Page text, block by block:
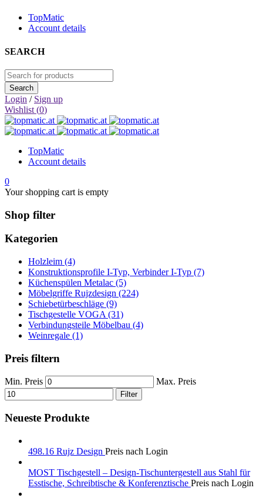
TopMatic
Account details
SEARCH
Login / Sign up
Wishlist (0)
TopMatic
Account details
0
Your shopping cart is empty
Shop filter
Kategorien
Holzleim (4)
Konstruktionsprofile I-Typ, Verbinder I-Typ (7)
Küchenspülen Metalac (5)
Möbelgriffe Rujzdesign (224)
Schiebetürbeschläge (9)
Tischgestelle VOGA (31)
Verbindungsteile Möbelbau (4)
Weinregale (1)
Preis filtern
Min. Preis Max. Preis
Filter
Neueste Produkte
498.16 Rujz Design Preis nach Login
MOST Tischgestell – Design-Tischuntergestell aus Stahl für
Esstische, Schreibtische & Konferenztische Preis nach Login